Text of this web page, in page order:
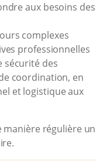
aux besoins des
complexes
professionnelles
sécurité des
coordination, en
et logistique aux
manière régulière un